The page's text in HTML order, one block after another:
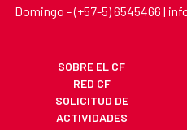
Domingo - (+57-5) 6545466 |
SOBRE EL CF
RED CF
SOLICITUD DE
ACTIVIDADES